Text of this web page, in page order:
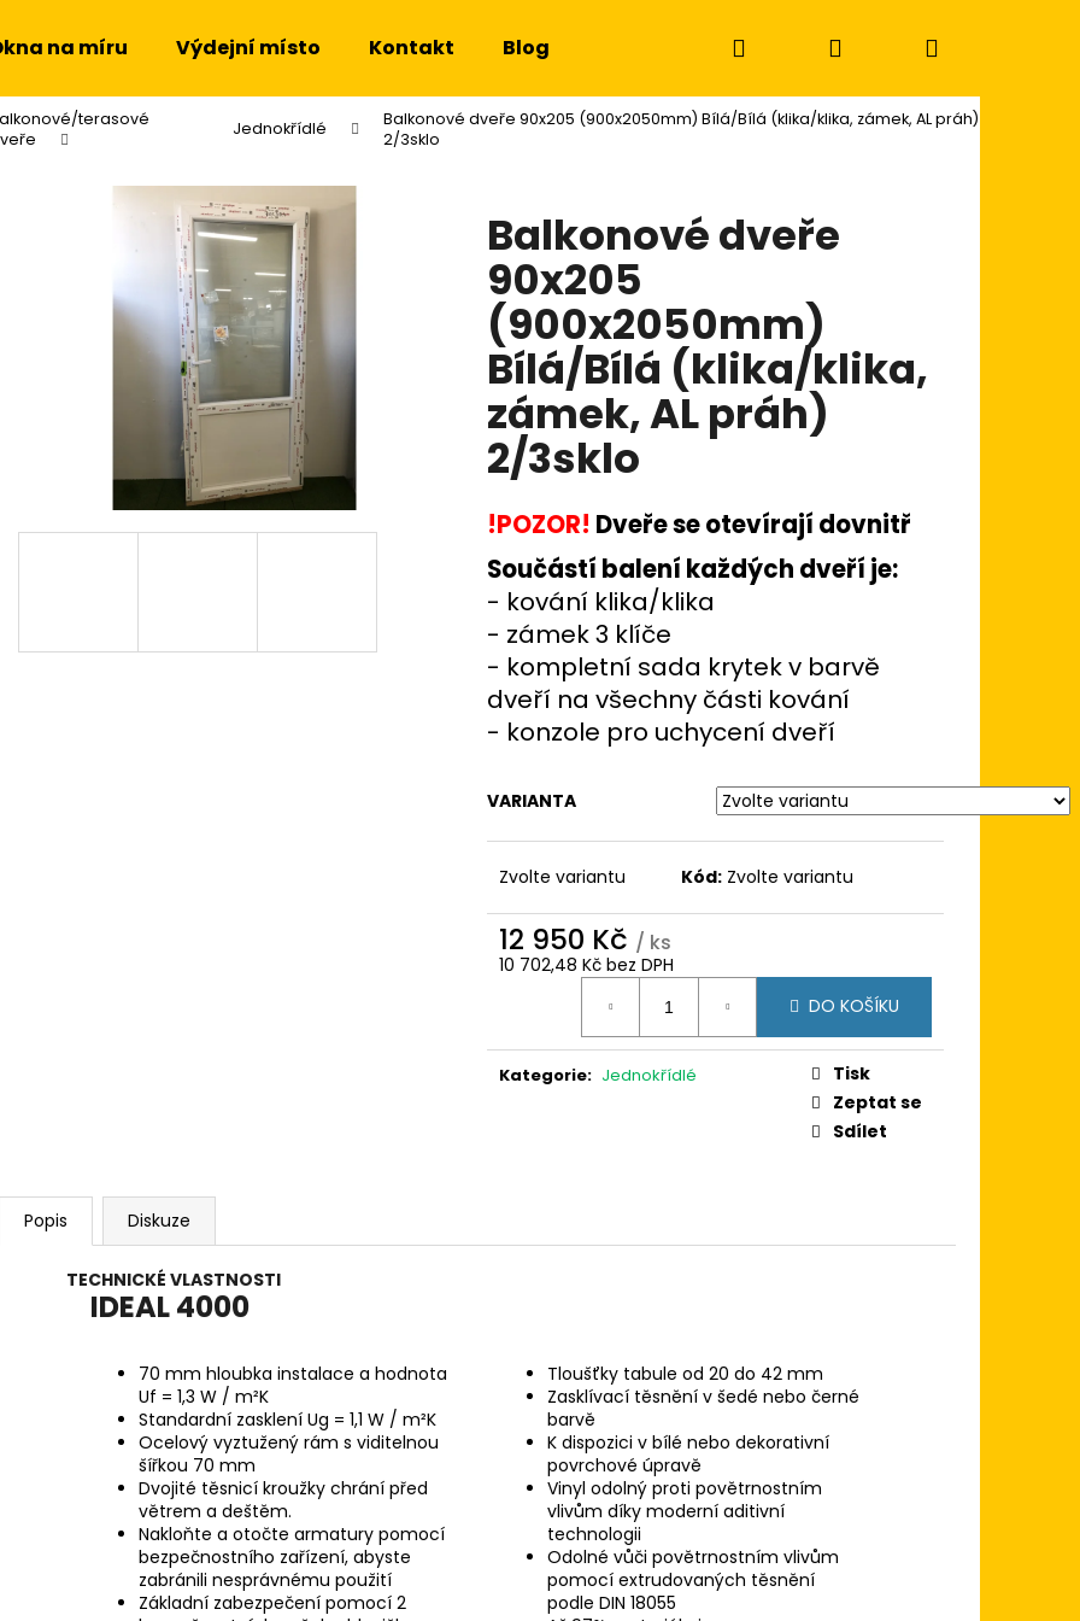
na míru Výdejní místo Kontakt Blog Hledat PřihlášeníNákupní
terasové
Jednokřídlé
Balkonové dveře 90x205 (900x2050mm) Bílá/Bílá (klika/klika, zámek, AL práh)
2/3sklo
Balkonové dveře
90x205
(900x2050mm)
Bílá/Bílá (klika/klika,
zámek, AL práh)
2/3sklo
!POZOR! Dveře se otevírají dovnitř
Součástí balení každých dveří je:
- kování klika/klika
- zámek 3 klíče
- kompletní sada krytek v barvě
dveří na všechny části kování
- konzole pro uchycení dveří
VARIANTA
Zvolte variantu Kód: Zvolte variantu
12 950 Kč / ks
10 702,48 Kč bez DPH
DO KOŠÍKU
Kategorie: Jednokřídlé
Tisk
Zeptat se
Sdílet
Popis Diskuze
TECHNICKÉ VLASTNOSTI
IDEAL 4000
70 mm hloubka instalace a hodnota
Uf = 1,3 W / m²K
Standardní zasklení Ug = 1,1 W / m²K
Ocelový vyztužený rám s viditelnou
šířkou 70 mm
Dvojité těsnicí kroužky chrání před
větrem a deštěm.
Nakloňte a otočte armatury pomocí
bezpečnostního zařízení, abyste
zabránili nesprávnému použití
Základní zabezpečení pomocí 2
Tloušťky tabule od 20 do 42 mm
Zasklívací těsnění v šedé nebo černé
barvě
K dispozici v bílé nebo dekorativní
povrchové úpravě
Vinyl odolný proti povětrnostním
vlivům díky moderní aditivní
technologii
Odolné vůči povětrnostním vlivům
pomocí extrudovaných těsnění
podle DIN 18055
Co potřebujete najít?
Doporučujeme
(1000X1000MM) BÍLÁ/BÍLÁ TROJSKLO
KÖMMERLING 76 AD